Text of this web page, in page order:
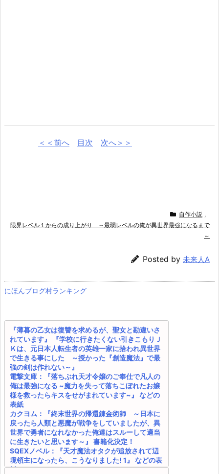
＜＜前へ 目次 次へ＞＞
自作小説 ,
限界レベル１からの成り上がり ～最弱レベルの俺が異世界最強になるまで
～
Posted by 未来人A
にほんブログ村ランキング
『薄暮の乙女は復讐を求めるが、聖女と勘違いさ
れています』 『学校に行きたくない引きこもりＪ
Ｋは、元日本人転生者の英雄一家に拾われ異世界
で生きる事にした ～授かった『創造魔法』で最
強の剣は作れない～』
電撃文庫：『落ちぶれ天才令嬢のご奉仕で凡人の
俺は最強になる ~魔力を失って落ちこぼれたお嬢
様を救ったらキスをせがまれています~』 などの
表紙
カクヨム：『終末世界の帰還錬金術師 ～日本に
戻ったら人類と悪魔が戦争をしていましたが、異
世界で勇者になれなかった俺達はスルーして適当
に生きたいと思います～』 書籍化決定！
SQEXノベル：『天才魔法オタクが追放されて辺
境領主になったら、こうなりました! 1』 などの表
紙